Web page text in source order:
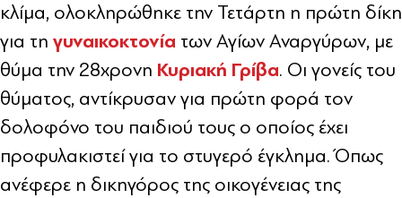
κλίμα, ολοκληρώθηκε την Τετάρτη η πρώτη δίκη
για τη γυναικοκτονία των Αγίων Αναργύρων, με
θύμα την 28χρονη Κυριακή Γρίβα. Οι γονείς του
θύματος, αντίκρυσαν για πρώτη φορά τον
δολοφόνο του παιδιού τους ο οποίος έχει
προφυλακιστεί για το στυγερό έγκλημα. Όπως
ανέφερε η δικηγόρος της οικογένειας της